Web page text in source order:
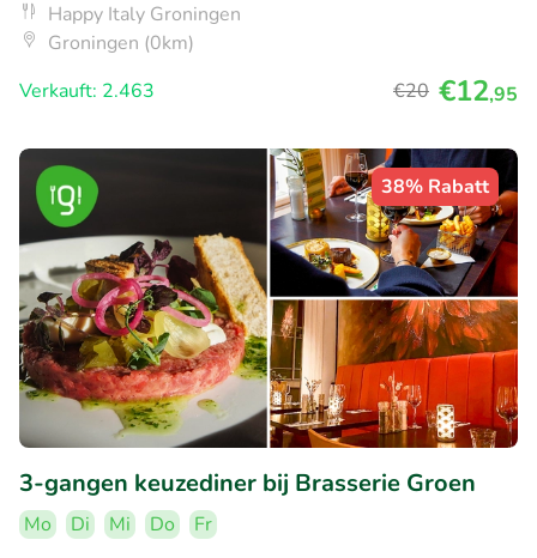
Happy Italy Groningen
Groningen (0km)
Verkauft: 2.463
€20 €12,95
38% Rabatt
3-gangen keuzediner bij Brasserie Groen
Mo Di Mi Do
Fr